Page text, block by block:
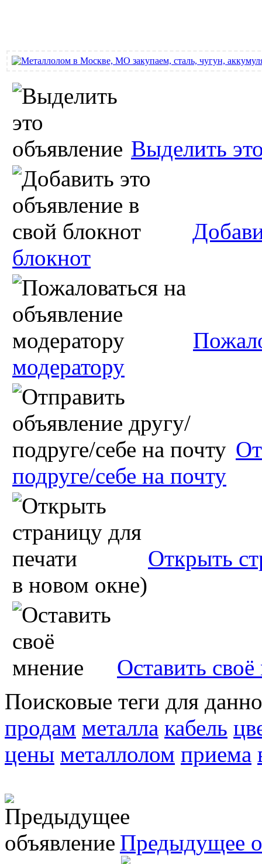
Выделить
блокнот
модератору
подруге/себе на почту
Открыть
в новом окне)
Оставить
Поисковые теги для
продам металла кабель
цены металлолом приема
Предыдущее